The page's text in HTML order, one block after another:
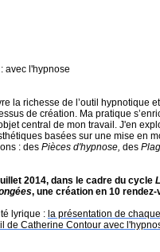
avec l'hypnose
la richesse de l’outil hypnotique
de création. Ma pratique
central de mon travail. J'en
basées sur une mise en
: des Pièces d'hypnose, des
2014, dans le cadre du cycle
, une création en 10 rendez-
lyrique : la présentation de
de Catherine Contour avec